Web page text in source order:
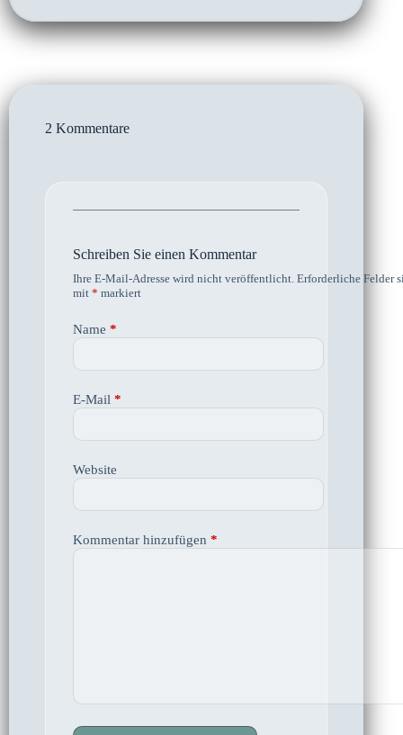
2 Kommentare
Schreiben Sie einen Kommentar
Ihre E-Mail-Adresse wird nicht veröffentlicht. Erforderliche Felder
mit * markiert
Name *
E-Mail *
Website
Kommentar hinzufügen *